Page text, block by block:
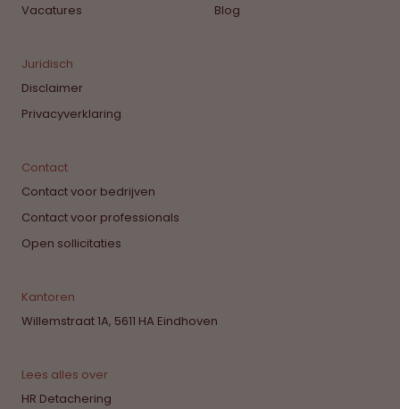
Vacatures
Blog
Juridisch
Disclaimer
Privacyverklaring
Contact
Contact voor bedrijven
Contact voor professionals
Open sollicitaties
Kantoren
Willemstraat 1A, 5611 HA Eindhoven
Lees alles over
HR Detachering